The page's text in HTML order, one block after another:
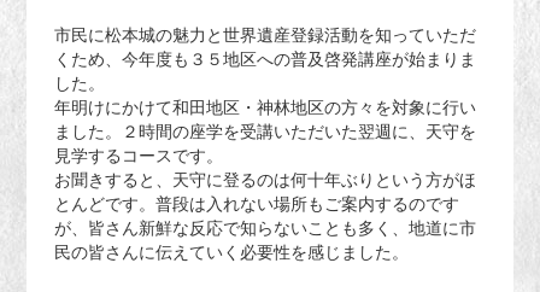
市民に松本城の魅力と世界遺産登録活動を知っていただ
くため、今年度も３５地区への普及啓発講座が始まりま
した。
年明けにかけて和田地区・神林地区の方々を対象に行い
ました。２時間の座学を受講いただいた翌週に、天守を
見学するコースです。
お聞きすると、天守に登るのは何十年ぶりという方がほ
とんどです。普段は入れない場所もご案内するのです
が、皆さん新鮮な反応で知らないことも多く、地道に市
民の皆さんに伝えていく必要性を感じました。